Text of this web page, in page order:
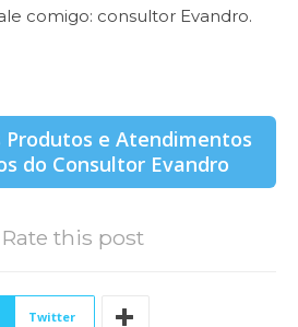
comigo: consultor Evandro.
Produtos e Atendimentos
do Consultor Evandro
Rate this post
Twitter